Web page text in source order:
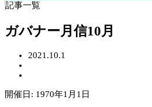
記事一覧
ガバナー月信10月
2021.10.1
開催日: 1970年1月1日